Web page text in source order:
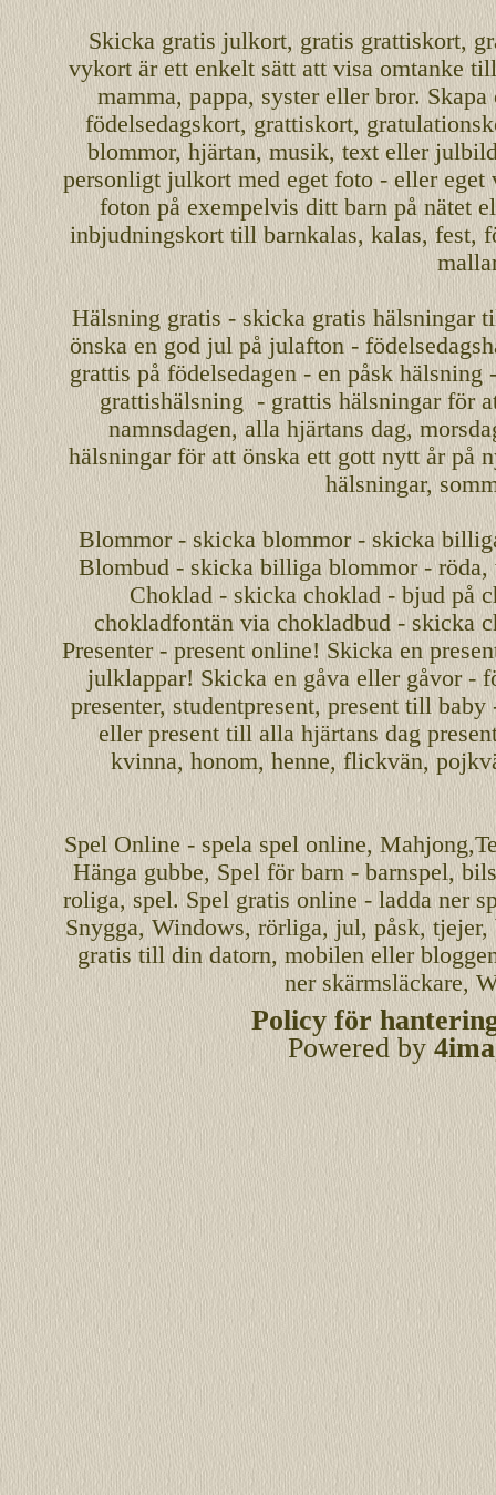
Skicka gratis julkort,gratis grattiskort,
vykortär ett enkelt sätt att visa omtanke
mamma, pappa, systerellerbror.
födelsedagskort,grattiskort,
blommor, hjärtan, musik, text eller
personligt julkort med eget foto - eller eget
foton på exempelvis ditt barn på nätet
inbjudningskort till barnkalas, kalas, fest,
Hälsning gratis - skicka gratis
önska en god julpå julafton -
grattis på födelsedagen - en påsk
grattishälsning - grattis hälsningar för
namnsdagen,alla hjärtans dag,
hälsningar för att önska ettgott nytt årpå
hälsningar,
Blommor - skicka blommor - skicka
Blombud - skicka billiga blommor -
Choklad - skicka choklad - bjud på
chokladfontän via chokladbud - skicka
Presenter - present online! Skicka en
julklappar! Skicka en gåva eller gåvor -
presenter, studentpresent, present till
eller present till alla hjärtans dag
kvinna, honom, henne, flickvän,
Spel Online- spela spel online, Mahjong
Hänga gubbe, Spel för barn - barnspel,
roliga,spel. Spel gratis online - ladda ner
Snygga, Windows, rörliga, jul, påsk, tjejer,
gratis till din datorn, mobilen eller
ner skärmsläckare,
Policy för
Powered by